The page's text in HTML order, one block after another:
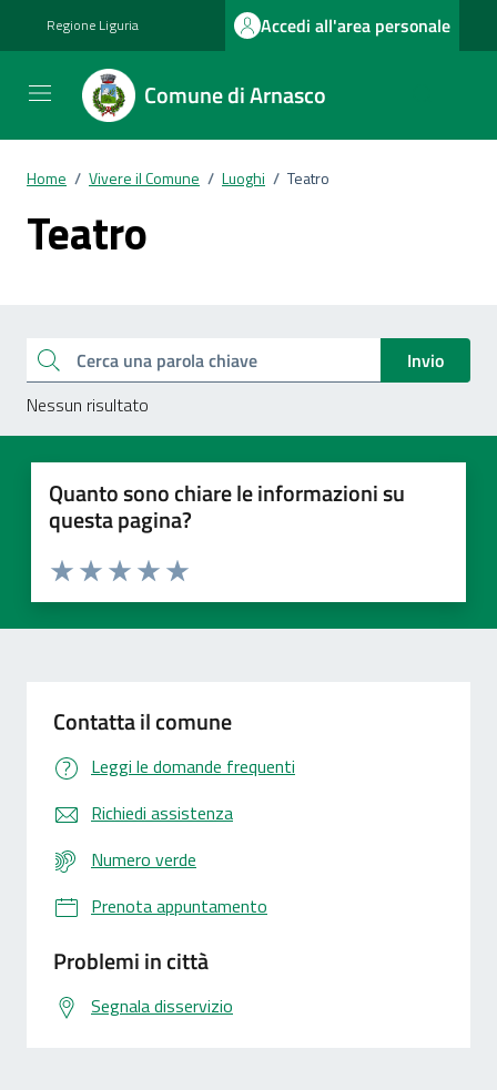
Regione Liguria Accedi all'area personale
Comune di Arnasco
Home / Vivere il Comune / Luoghi / Teatro
Teatro
Esplora tutti i documenti
Cerca una parola chiave
Invio
Nessun risultato
Quanto sono chiare le informazioni su
questa pagina?
Valuta 5 stelle su 5
Valuta 4 stelle su 5
Valuta 3 stelle su 5
Valuta 2 stelle su 5
Valuta 1 stelle su 5
Contatta il comune
Leggi le domande frequenti
Richiedi assistenza
Numero verde
Prenota appuntamento
Problemi in città
Segnala disservizio